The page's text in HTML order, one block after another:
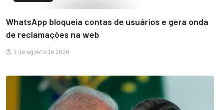
WhatsApp bloqueia contas de usuários e gera onda
de reclamações na web
3 de agosto de 2026